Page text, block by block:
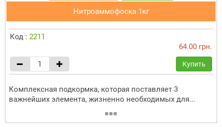
Нитроаммофоска 1кг
Код : 2211
64.00 грн.
Купить
Комплексная подкормка, которая поставляет 3
важнейших элемента, жизненно необходимых для...